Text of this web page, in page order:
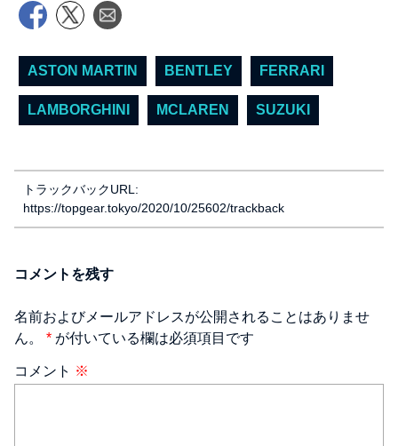
ASTON MARTIN BENTLEY FERRARI
LAMBORGHINI MCLAREN SUZUKI
トラックバックURL:
https://topgear.tokyo/2020/10/25602/trackback
コメントを残す
名前およびメールアドレスが公開されることはありませ
ん。 * が付いている欄は必須項目です
コメント ※